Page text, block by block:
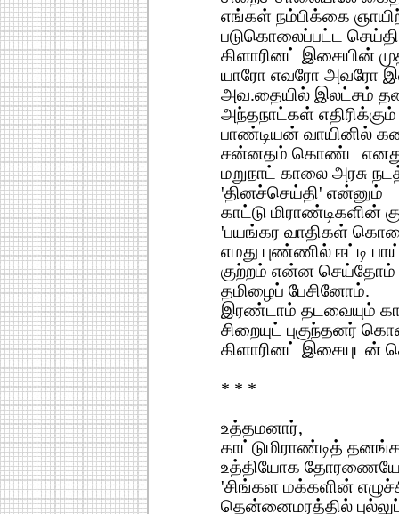
எங்கள் நம்பிக்கை
படுகொலைப்பட்ட
கிளாரினட் இசையின்
யாரோ எவரோ அவரோ
அவ.தையில் இலட்சம்
அந்தநாட்கள்
பாண்டியன் வாயினில்
சன்னதம் கொண்ட
மறுநாட் காலை அரசு
'தினச்செய்தி' என்னும்
காட்டு மிராண்டிகளின்
'பயங்கர வாதிகள்
எமது புண்ணில் ஈட்டி
குற்றம் என்ன
தமிழைப் பேசினோம்.
இரண்டாம் தடவையும்
சிறையுட் புகுந்தனர்
கிளாரினட் இசையுடன்
* * *
உத்தமனார்,
காட்டுமிராண்டித்
உத்தியோக
'சிங்கள மக்களின்
தென்னைமரத்தில்